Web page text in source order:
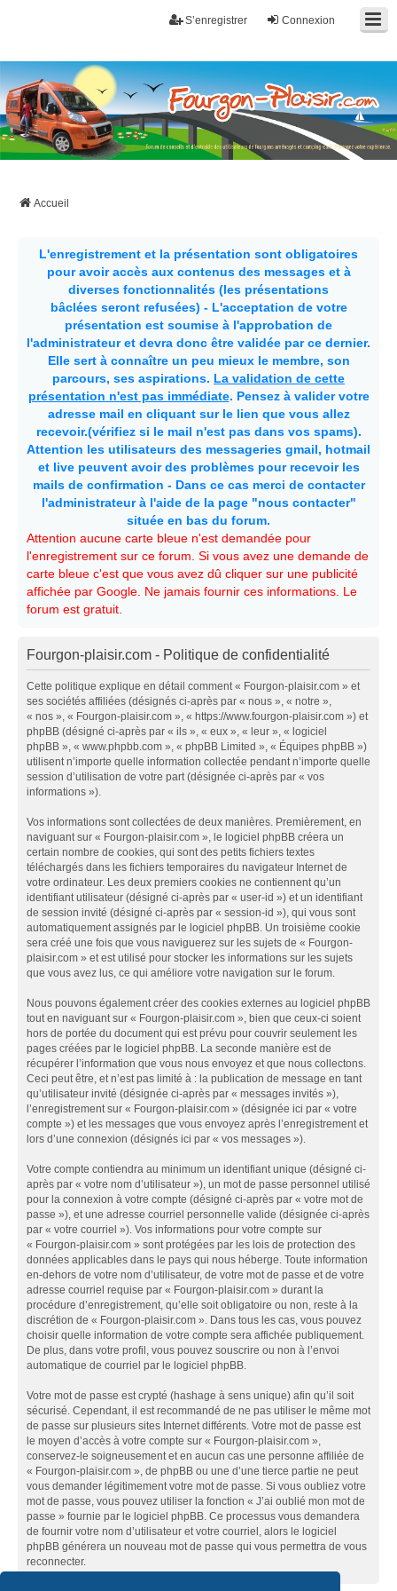
Connexion
S’enregistrer
Fourgon-plaisir.com
Forum de conseils et d'entraide des utilisateurs de fourgons, fourgons
aménagés, vans et de camping-car. Partagez votre expérience.
Accueil
L'enregistrement et la présentation sont obligatoires
pour avoir accès aux contenus des messages et à
diverses fonctionnalités (les présentations
bâclées seront refusées) - L'acceptation de votre
présentation est soumise à l'approbation de
l'administrateur et devra donc être validée par ce dernier.
Elle sert à connaître un peu mieux le membre, son
parcours, ses aspirations. La validation de cette
présentation n'est pas immédiate. Pensez à valider votre
adresse mail en cliquant sur le lien que vous allez
recevoir.(vérifiez si le mail n'est pas dans vos spams).
Attention les utilisateurs des messageries gmail, hotmail
et live peuvent avoir des problèmes pour recevoir les
mails de confirmation - Dans ce cas merci de contacter
l'administrateur à l'aide de la page "nous contacter"
située en bas du forum.
Attention aucune carte bleue n'est demandée pour
l'enregistrement sur ce forum. Si vous avez une demande de
carte bleue c'est que vous avez dû cliquer sur une publicité
affichée par Google. Ne jamais fournir ces informations. Le
forum est gratuit.
Fourgon-plaisir.com - Politique de confidentialité
Cette politique explique en détail comment « Fourgon-plaisir.com » et
ses sociétés affiliées (désignés ci-après par « nous », « notre »,
« nos », « Fourgon-plaisir.com », « https://www.fourgon-plaisir.com ») et
phpBB (désigné ci-après par « ils », « eux », « leur », « logiciel
phpBB », « www.phpbb.com », « phpBB Limited », « Équipes phpBB »)
utilisent n’importe quelle information collectée pendant n’importe quelle
session d’utilisation de votre part (désignée ci-après par « vos
informations »).
Vos informations sont collectées de deux manières. Premièrement, en
naviguant sur « Fourgon-plaisir.com », le logiciel phpBB créera un
certain nombre de cookies, qui sont des petits fichiers textes
téléchargés dans les fichiers temporaires du navigateur Internet de
votre ordinateur. Les deux premiers cookies ne contiennent qu’un
identifiant utilisateur (désigné ci-après par « user-id ») et un identifiant
de session invité (désigné ci-après par « session-id »), qui vous sont
automatiquement assignés par le logiciel phpBB. Un troisième cookie
sera créé une fois que vous naviguerez sur les sujets de « Fourgon-
plaisir.com » et est utilisé pour stocker les informations sur les sujets
que vous avez lus, ce qui améliore votre navigation sur le forum.
Nous pouvons également créer des cookies externes au logiciel phpBB
tout en naviguant sur « Fourgon-plaisir.com », bien que ceux-ci soient
hors de portée du document qui est prévu pour couvrir seulement les
pages créées par le logiciel phpBB. La seconde manière est de
récupérer l’information que vous nous envoyez et que nous collectons.
Ceci peut être, et n’est pas limité à : la publication de message en tant
qu’utilisateur invité (désignée ci-après par « messages invités »),
l’enregistrement sur « Fourgon-plaisir.com » (désignée ici par « votre
compte ») et les messages que vous envoyez après l’enregistrement et
lors d’une connexion (désignés ici par « vos messages »).
Votre compte contiendra au minimum un identifiant unique (désigné ci-
après par « votre nom d’utilisateur »), un mot de passe personnel utilisé
pour la connexion à votre compte (désigné ci-après par « votre mot de
passe »), et une adresse courriel personnelle valide (désignée ci-après
par « votre courriel »). Vos informations pour votre compte sur
« Fourgon-plaisir.com » sont protégées par les lois de protection des
données applicables dans le pays qui nous héberge. Toute information
en-dehors de votre nom d’utilisateur, de votre mot de passe et de votre
adresse courriel requise par « Fourgon-plaisir.com » durant la
procédure d’enregistrement, qu’elle soit obligatoire ou non, reste à la
discrétion de « Fourgon-plaisir.com ». Dans tous les cas, vous pouvez
choisir quelle information de votre compte sera affichée publiquement.
De plus, dans votre profil, vous pouvez souscrire ou non à l’envoi
automatique de courriel par le logiciel phpBB.
Votre mot de passe est crypté (hashage à sens unique) afin qu’il soit
sécurisé. Cependant, il est recommandé de ne pas utiliser le même mot
de passe sur plusieurs sites Internet différents. Votre mot de passe est
le moyen d’accès à votre compte sur « Fourgon-plaisir.com »,
conservez-le soigneusement et en aucun cas une personne affiliée de
« Fourgon-plaisir.com », de phpBB ou une d’une tierce partie ne peut
vous demander légitimement votre mot de passe. Si vous oubliez votre
mot de passe, vous pouvez utiliser la fonction « J’ai oublié mon mot de
passe » fournie par le logiciel phpBB. Ce processus vous demandera
de fournir votre nom d’utilisateur et votre courriel, alors le logiciel
phpBB générera un nouveau mot de passe qui vous permettra de vous
reconnecter.